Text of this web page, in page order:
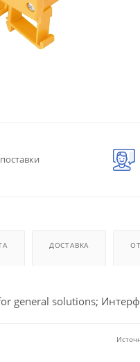
ДОСТАВКА
general solutions;